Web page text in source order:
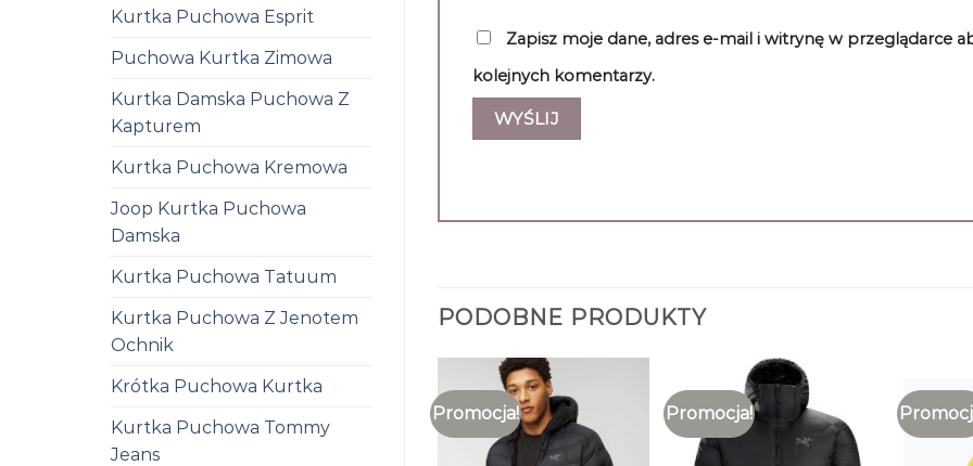
Kurtka Puchowa Esprit
Puchowa Kurtka Zimowa
Kurtka Damska Puchowa Z
Kapturem
Kurtka Puchowa Kremowa
Joop Kurtka Puchowa
Damska
Kurtka Puchowa Tatuum
Kurtka Puchowa Z Jenotem
Ochnik
Krótka Puchowa Kurtka
Kurtka Puchowa Tommy
Jeans
Zapisz moje dane, adres e-mail i witrynę w przeglądarce
kolejnych komentarzy.
PODOBNE PRODUKTY
Promocja! Promocja!